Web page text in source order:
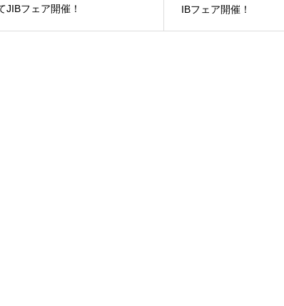
JIBフェア開催！
IBフェア開催！